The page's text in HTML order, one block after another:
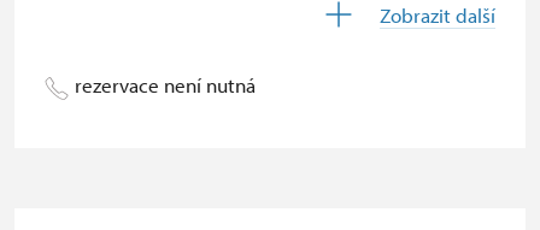
Pedagogický dozor (pro školní
Zobrazit další
rezervace není nutná